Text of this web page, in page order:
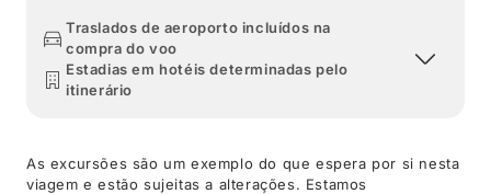
Traslados de aeroporto incluídos na
compra do voo
Estadias em hotéis determinadas pelo
itinerário
As excursões são um exemplo do que espera por si nesta
viagem e estão sujeitas a alterações. Estamos